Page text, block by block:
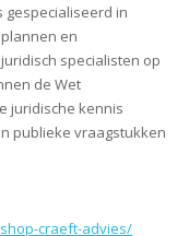
gespecialiseerd in
en
specialisten op
de Wet
juridische kennis
publieke vraagstukken
craeft-advies/